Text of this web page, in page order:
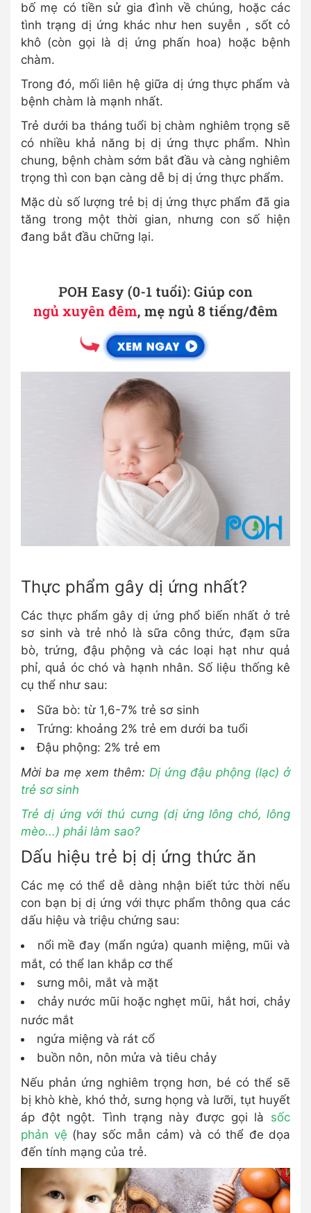
bố mẹ có tiền sử gia đình về chúng, hoặc các
tình trạng dị ứng khác như hen suyễn , sốt cỏ
khô (còn gọi là dị ứng phấn hoa) hoặc bệnh
chàm.
Trong đó, mối liên hệ giữa dị ứng thực phẩm và
bệnh chàm là mạnh nhất.
Trẻ dưới ba tháng tuổi bị chàm nghiêm trọng sẽ
có nhiều khả năng bị dị ứng thực phẩm. Nhìn
chung, bệnh chàm sớm bắt đầu và càng nghiêm
trọng thì con bạn càng dễ bị dị ứng thực phẩm.
Mặc dù số lượng trẻ bị dị ứng thực phẩm đã gia
tăng trong một thời gian, nhưng con số hiện
đang bắt đầu chững lại.
Thực phẩm gây dị ứng nhất?
Các thực phẩm gây dị ứng phổ biến nhất ở trẻ
sơ sinh và trẻ nhỏ là sữa công thức, đạm sữa
bò, trứng, đậu phộng và các loại hạt như quả
phỉ, quả óc chó và hạnh nhân. Số liệu thống kê
cụ thể như sau:
Sữa bò: từ 1,6-7% trẻ sơ sinh
Trứng: khoảng 2% trẻ em dưới ba tuổi
Đậu phộng: 2% trẻ em
Mời ba mẹ xem thêm: Dị ứng đậu phộng (lạc) ở
trẻ sơ sinh
Trẻ dị ứng với thú cưng (dị ứng lông chó, lông
mèo...) phải làm sao?
Dấu hiệu trẻ bị dị ứng thức ăn
Các mẹ có thể dễ dàng nhận biết tức thời nếu
con bạn bị dị ứng với thực phẩm thông qua các
dấu hiệu và triệu chứng sau:
nổi mề đay (mẩn ngứa) quanh miệng, mũi và
mắt, có thể lan khắp cơ thể
sưng môi, mắt và mặt
chảy nước mũi hoặc nghẹt mũi, hắt hơi, chảy
nước mắt
ngứa miệng và rát cổ
buồn nôn, nôn mửa và tiêu chảy
Nếu phản ứng nghiêm trọng hơn, bé có thể sẽ
bị khò khè, khó thở, sưng họng và lưỡi, tụt huyết
áp đột ngột. Tình trạng này được gọi là sốc
phản vệ (hay sốc mẫn cảm) và có thể đe dọa
đến tính mạng của trẻ.